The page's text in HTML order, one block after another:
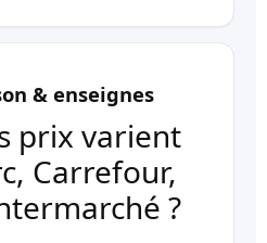
& enseignes
prix varient
Carrefour,
?